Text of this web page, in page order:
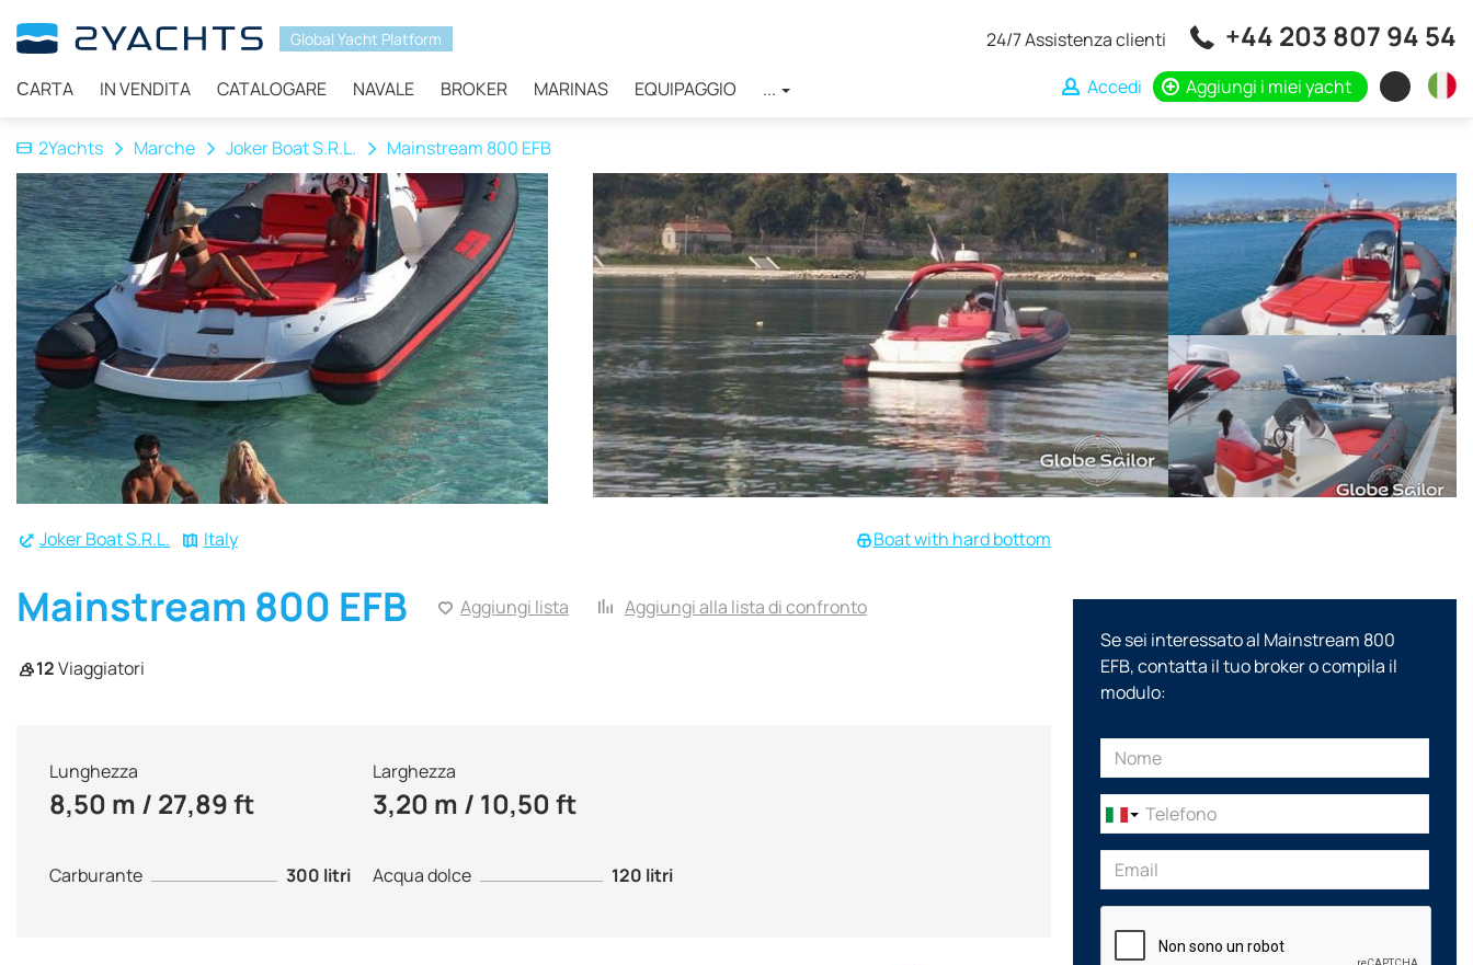
Global Yacht Platform
СARTA IN VENDITA CATALOGARE NAVALE BROKER MARINAS EQUIPAGGIO ...
24/7 Assistenza clienti +44 203 807 94 54
Accedi Aggiungi i miei yacht
2Yachts Marche Joker Boat S.R.L. Mainstream 800 EFB
Joker Boat S.R.L. Italy Boat with hard bottom
Mainstream 800 EFB Aggiungi lista Aggiungi alla lista di confronto
12Viaggiatori
Lunghezza
8,50 m / 27,89 ft
Larghezza
3,20 m / 10,50 ft
Carburante 300 litri Acqua dolce 120 litri
Se sei interessato al Mainstream 800
EFB, contatta il tuo broker o compila il
modulo: